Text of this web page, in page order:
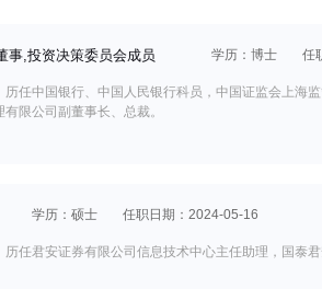
事,投资决策委员会成员 学历：博士 任
历任中国银行、中国人民银行科员，中国证监会上海
限公司副董事长、总裁。
学历：硕士 任职日期：2024-05-16
历任君安证券有限公司信息技术中心主任助理，国泰